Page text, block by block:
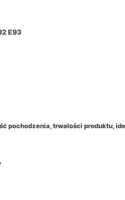
E93
pochodzenia, trwałości produktu,